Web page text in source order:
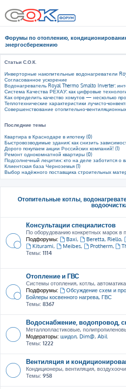
Форумы по отоплению,
энергосбережению
Статьи С.О.К.
Инверторные накопительные водонагреватели
Согласованное ускорение
Водонагреватель Royal Thermo Smalto Inverter:
Система Качества РЕХАУ: как цифровые
Как определить качество хомутов — несколько
Теплотехнические характеристики лучисто-
Совершенствование отопительно-вентиляционных
Последние темы
Квартира в Краснодаре в ипотеку (0)
Быстровозводимые здания: как снизить
Дорого покупаем акции Российских компаний! (1)
Ремонт однокомнатной квартиры (0)
Подсолнечный лецитин: кто на деле заботится о
Клиентская база Черноземья (1)
Выбор надёжного поставщика строительных
Отопительные котлы,
Консультации специалистов
По оборудованию конкретных марок в
Подфорумы:
Baxi, Beretta, Riello,
Kiturami, Meibes, Protherm,
Темы: 1114
Отопление и ГВС
Системы отопления, котлы,
Подфорумы:
Обсуждение схем и
Бойлеры косвенного нагрева, ГВС
Темы: 8367
Водоснабжение, водопровод,
Металлопластиковые,
Модераторы: шидол, Dim@, Abil
Темы: 1222
Вентиляция и
Кондиционеры, вентиляция,
Темы: 958